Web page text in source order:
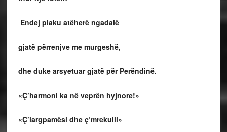
Endej plaku atëherë ngadalë
gjatë përrenjve me murgeshë,
dhe duke arsyetuar gjatë për Perëndinë.
«Ç’harmoni ka në veprën hyjnore!»
«Ç’largpamësi dhe ç’mrekulli»